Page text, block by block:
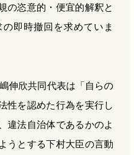
の恣意的・便宜的解釈と
即時撤回を求めていま
伸欣共同代表は「自らの
性を認めた行為を実行し
違法自治体であるかのよ
うとする下村大臣の言動